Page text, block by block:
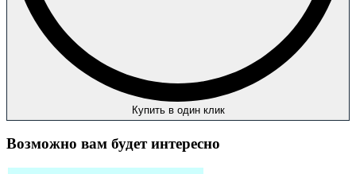
Купить в один клик
Возможно вам будет интересно